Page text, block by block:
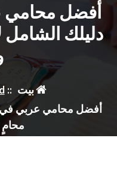
أفضل محامي
دليلك الشامل
بيت ::
أفضل محامي عربي في
محامٍ